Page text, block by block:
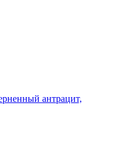
антрацит,